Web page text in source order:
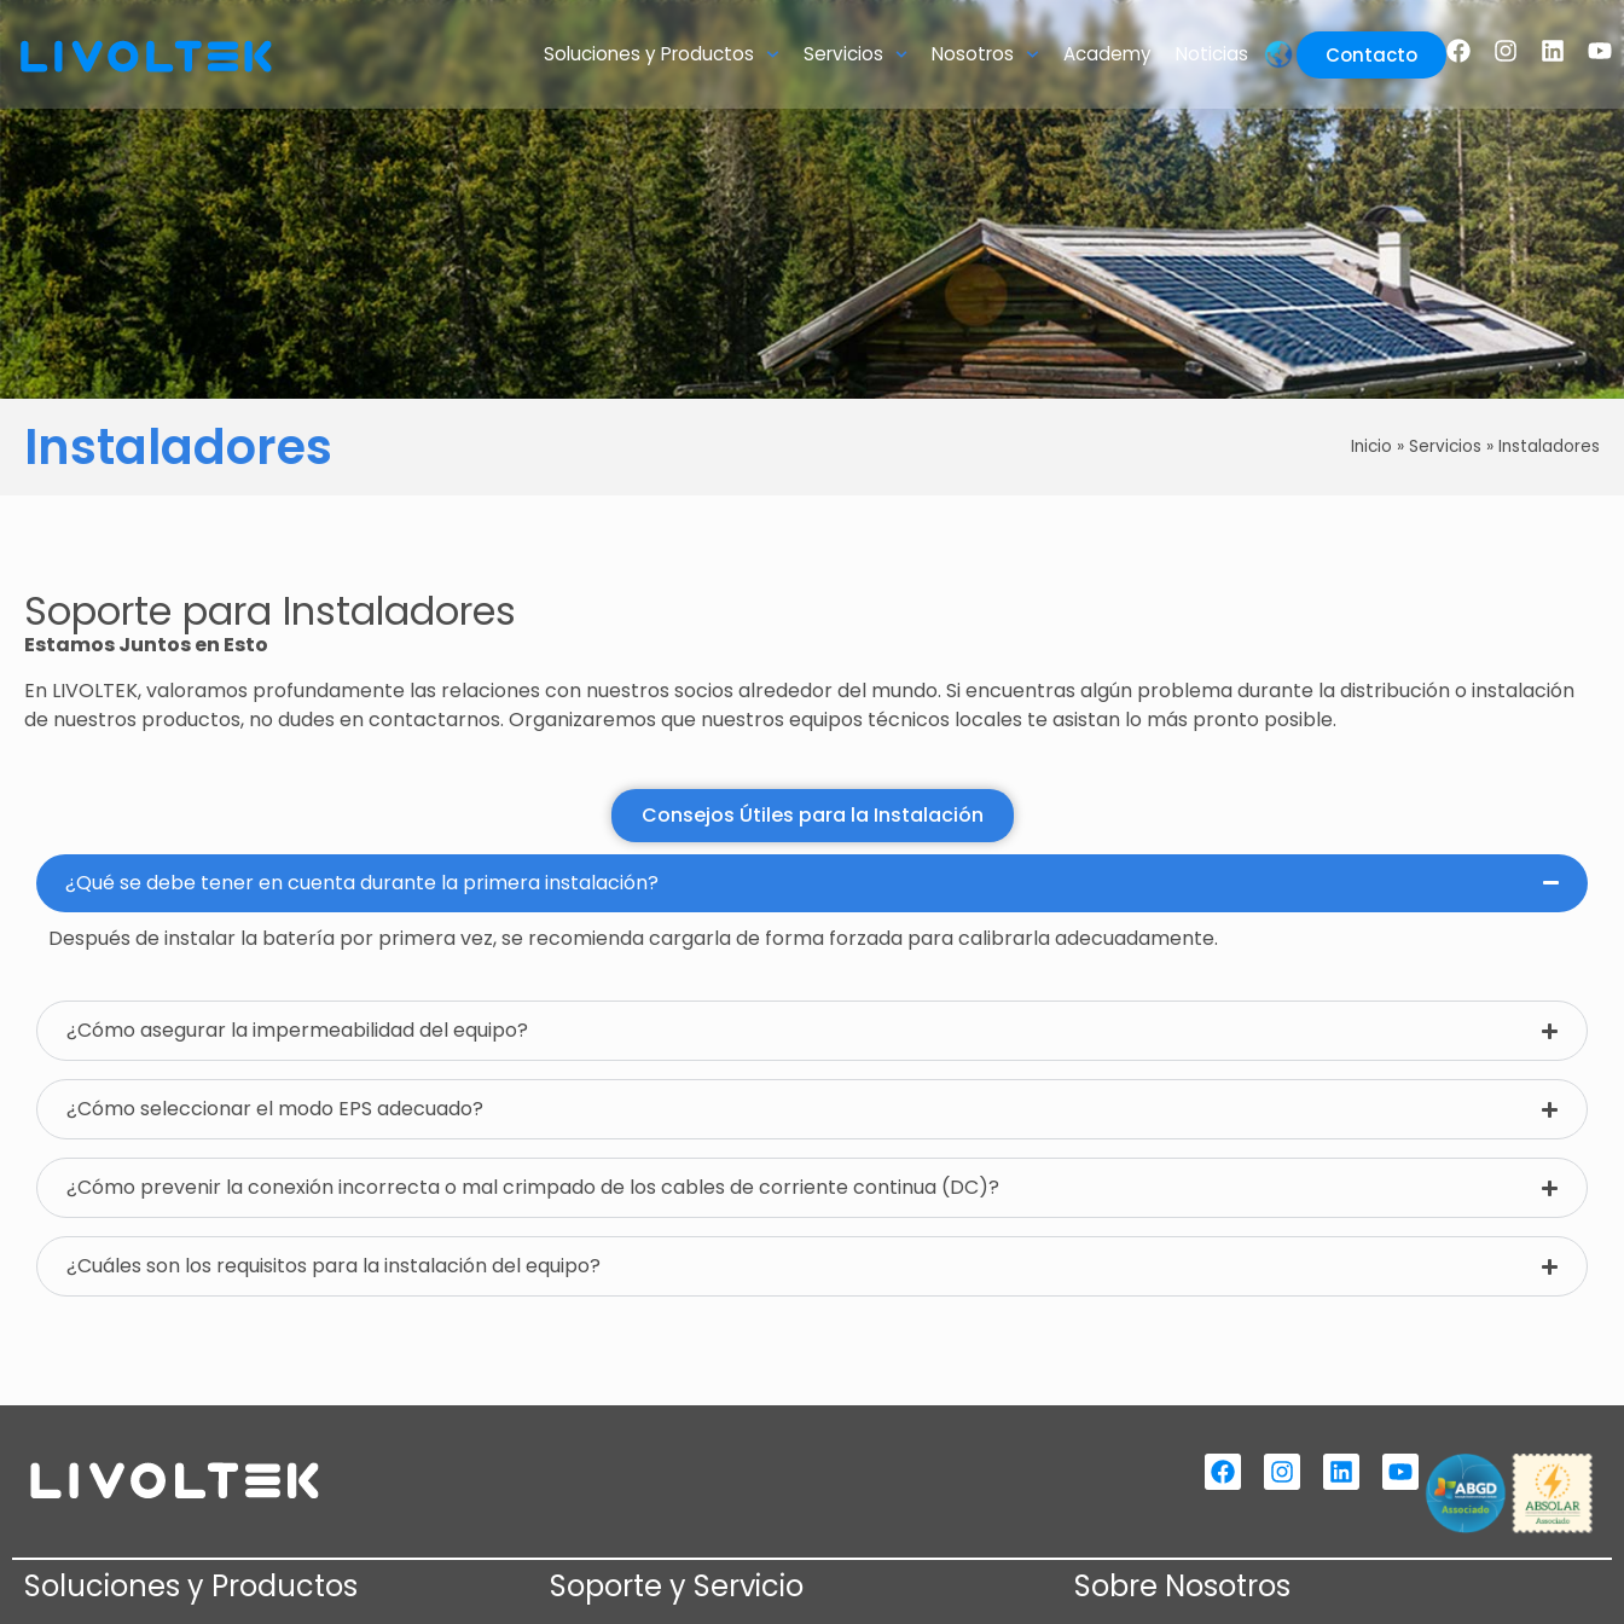
Soluciones y Productos Servicios Nosotros Academy Noticias Contacto
Instaladores Inicio » Servicios » Instaladores
Soporte para Instaladores
Estamos Juntos en Esto
En LIVOLTEK, valoramos profundamente las relaciones con nuestros socios alrededor del mundo. Si encuentras algún problema durante la distribución o instalación
de nuestros productos, no dudes en contactarnos. Organizaremos que nuestros equipos técnicos locales te asistan lo más pronto posible.
Consejos Útiles para la Instalación
¿Qué se debe tener en cuenta durante la primera instalación?
Después de instalar la batería por primera vez, se recomienda cargarla de forma forzada para calibrarla adecuadamente.​
¿Cómo asegurar la impermeabilidad del equipo?
¿Cómo seleccionar el modo EPS adecuado?
¿Cómo prevenir la conexión incorrecta o mal crimpado de los cables de corriente continua (DC)?
¿Cuáles son los requisitos para la instalación del equipo?
Soluciones y Productos Soporte y Servicio Sobre Nosotros